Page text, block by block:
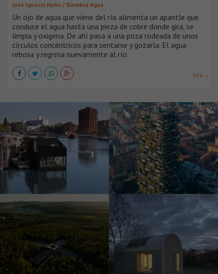
José Ignacio Nuño / Siembra Agua
Un ojo de agua que viene del río alimenta un apantle que
conduce el agua hasta una pieza de cobre donde gira, se
limpia y oxigena. De ahí pasa a una poza rodeada de unos
círculos concéntricos para sentarse y gozarla. El agua
rebosa y regresa nuevamente al río.
VER +